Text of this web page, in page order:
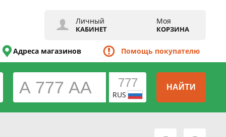
Личный
КАБИНЕТ
Моя
КОРЗИНА
Адреса магазинов Помощь покупателю
RUS
НАЙТИ